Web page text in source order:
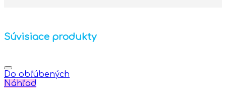
Súvisiace produkty
Do obľúbených
Náhľad